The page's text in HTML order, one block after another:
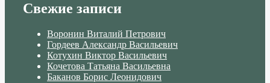
Свежие записи
Воронин Виталий Петрович
Гордеев Александр Васильевич
Котухин Виктор Васильевич
Кочетова Татьяна Васильевна
Баканов Борис Леонидович